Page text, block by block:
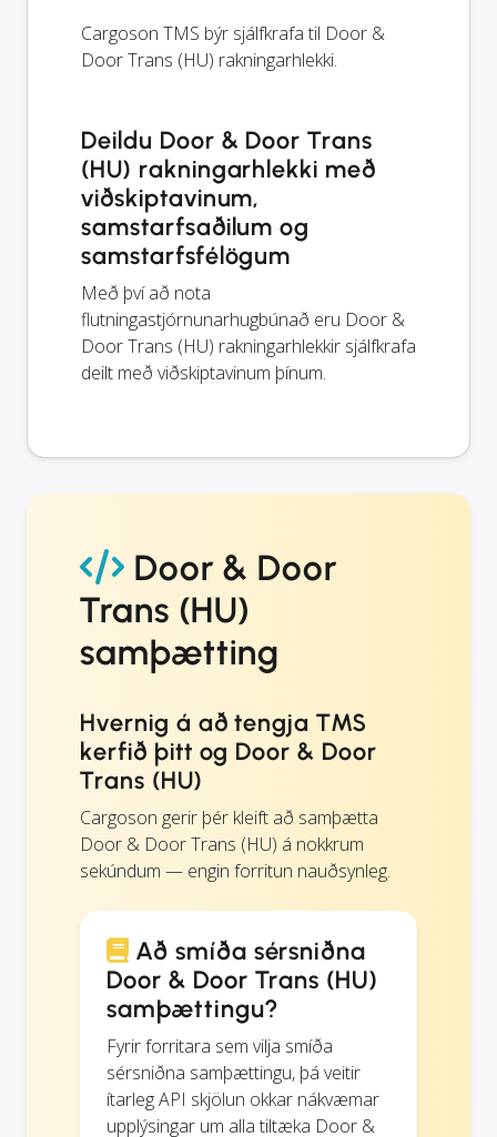
Cargoson TMS býr sjálfkrafa til Door &
Door Trans (HU) rakningarhlekki.
Deildu Door & Door Trans
(HU) rakningarhlekki með
viðskiptavinum,
samstarfsaðilum og
samstarfsfélögum
Með því að nota
flutningastjórnunarhugbúnað eru Door &
Door Trans (HU) rakningarhlekkir sjálfkrafa
deilt með viðskiptavinum þínum.
Door & Door
Trans (HU)
samþætting
Hvernig á að tengja TMS
kerfið þitt og Door & Door
Trans (HU)
Cargoson gerir þér kleift að samþætta
Door & Door Trans (HU) á nokkrum
sekúndum — engin forritun nauðsynleg.
Að smíða sérsniðna
Door & Door Trans (HU)
samþættingu?
Fyrir forritara sem vilja smíða
sérsniðna samþættingu, þá veitir
ítarleg API skjölun okkar nákvæmar
upplýsingar um alla tiltæka Door &